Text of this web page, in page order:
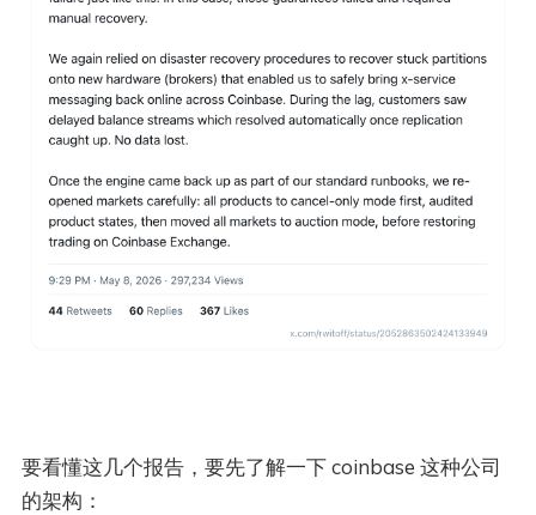
要看懂这几个报告，要先了解一下 coinbase 这种公司
的架构：